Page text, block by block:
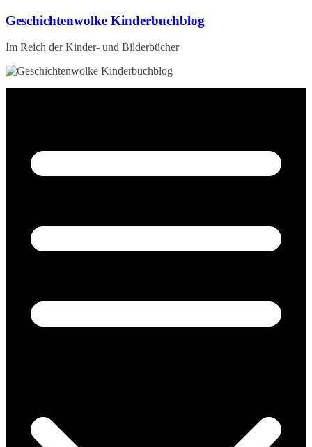
Zum
springen
Geschichtenwolke Kinderbuchblog
Im Reich der Kinder- und Bilderbücher